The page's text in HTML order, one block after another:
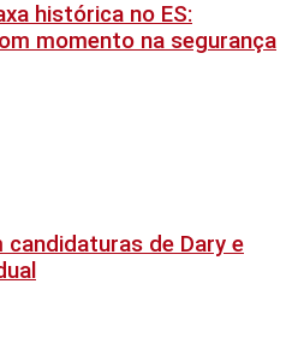
histórica no ES:
momento na segurança
de Dary e